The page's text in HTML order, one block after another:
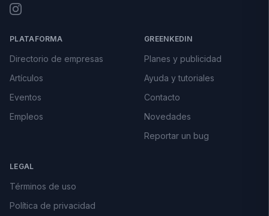
PLATAFORMA
Directorio de empresas
Artículos
Eventos
Empleos
GREENKEDIN
Planes y publicidad
Ayuda y tutoriales
Contacto
Novedades
Reportar un bug
LEGAL
Términos de uso
Política de privacidad